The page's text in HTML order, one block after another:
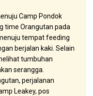
Camp Pondok
time Orangutan pada
tempat feeding
berjalan kaki. Selain
tumbuhan
serangga.
perjalanan
Leakey, pos